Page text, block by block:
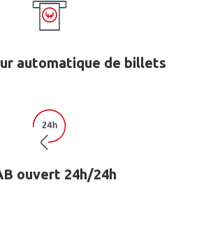
automatique de billets
ouvert 24h/24h